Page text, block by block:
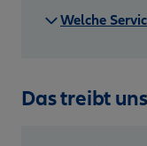
Welche
Das treibt